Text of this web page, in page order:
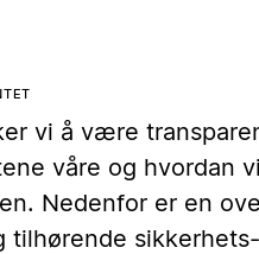
vi å være
våre og hvordan
Nedenfor er en